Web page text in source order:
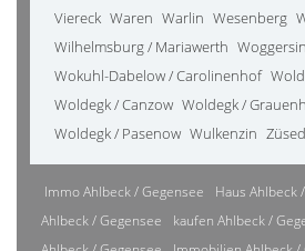
Viereck Waren Warlin Wesenberg
Wilhelmsburg / Mariawerth Woggersin
Wokuhl-Dabelow / Carolinenhof
Woldegk / Canzow Woldegk /
Woldegk / Pasenow Wulkenzin
Immo Ahlbeck / Gegensee Haus Ahlbeck
Ahlbeck / Gegensee
kaufen Ahlbeck /